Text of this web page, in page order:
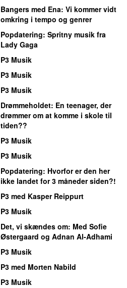
Bangers med Ena: Vi kommer vidt
omkring i tempo og genrer
Popdatering: Spritny musik fra
Lady Gaga
P3 Musik
P3 Musik
P3 Musik
Drømmeholdet: En teenager, der
drømmer om at komme i skole til
tiden??
P3 Musik
P3 Musik
Popdatering: Hvorfor er den her
ikke landet for 3 måneder siden?!
P3 med Kasper Reippurt
P3 Musik
Det, vi skændes om: Med Sofie
Østergaard og Adnan Al-Adhami
P3 Musik
P3 med Morten Nabild
P3 Musik